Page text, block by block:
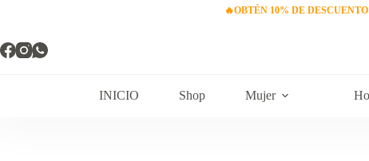
🔥OBTÉN 10% DE
INICIO
Shop Mujer